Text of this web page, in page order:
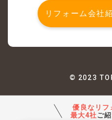
リフォーム会社
© 2023
優良なリフ
最大4社ご